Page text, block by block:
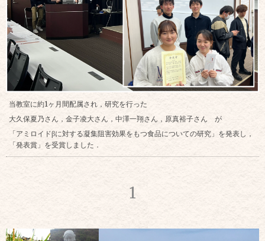
当教室に約1ヶ月間配属され，研究を行った
大久保夏乃さん，金子凌大さん，中澤一翔さん，原真裕子さん が
「アミロイドβに対する凝集阻害効果をもつ食品についての研究」を発表し，
「発表賞」を受賞しました．
1